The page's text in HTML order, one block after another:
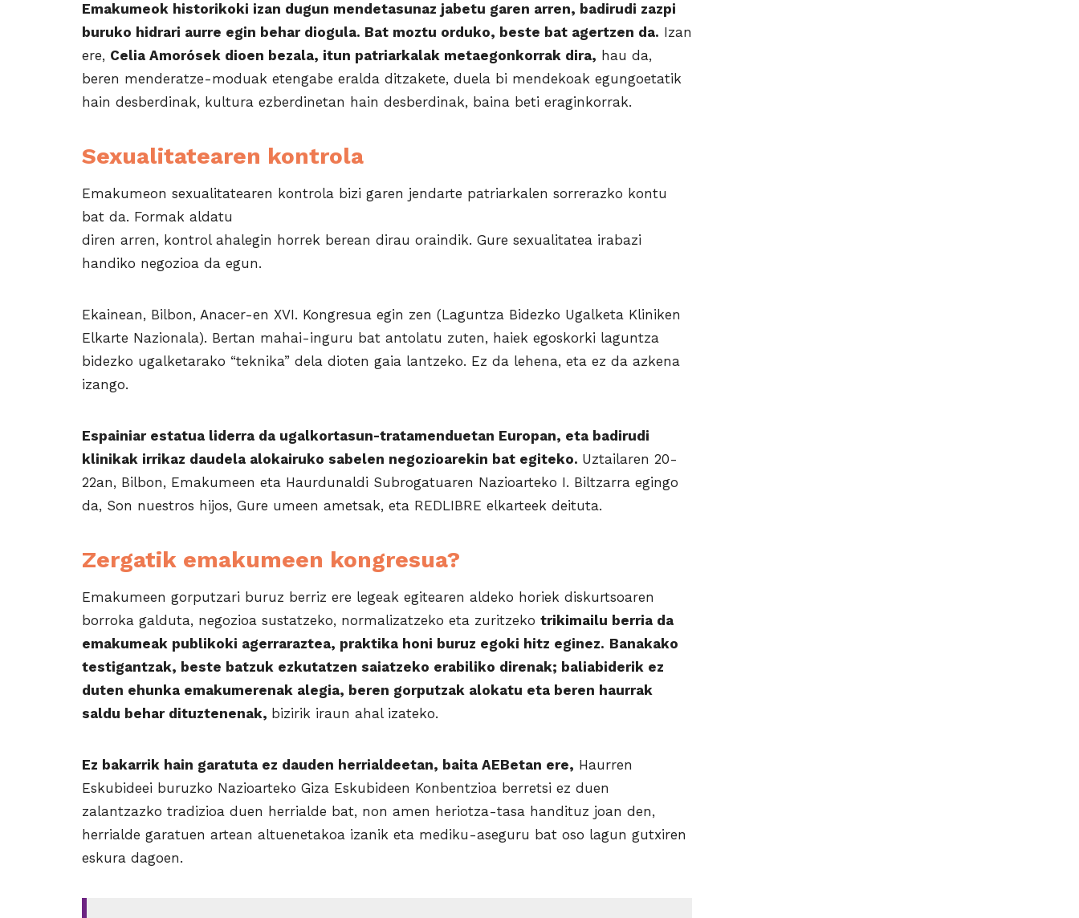
Emakumeok historikoki izan dugun mendetasunaz jabetu garen arren, badirudi zazpi
buruko hidrari aurre egin behar diogula. Bat moztu orduko, beste bat agertzen da. Izan
ere, Celia Amorósek dioen bezala, itun patriarkalak metaegonkorrak dira, hau da,
beren menderatze-moduak etengabe eralda ditzakete, duela bi mendekoak egungoetatik
hain desberdinak, kultura ezberdinetan hain desberdinak, baina beti eraginkorrak.
Sexualitatearen kontrola
Emakumeon sexualitatearen kontrola bizi garen jendarte patriarkalen sorrerazko kontu
bat da. Formak aldatu
diren arren, kontrol ahalegin horrek berean dirau oraindik. Gure sexualitatea irabazi
handiko negozioa da egun.
Ekainean, Bilbon, Anacer-en XVI. Kongresua egin zen (Laguntza Bidezko Ugalketa Kliniken
Elkarte Nazionala). Bertan mahai-inguru bat antolatu zuten, haiek egoskorki laguntza
bidezko ugalketarako “teknika” dela dioten gaia lantzeko. Ez da lehena, eta ez da azkena
izango.
Espainiar estatua liderra da ugalkortasun-tratamenduetan Europan, eta badirudi
klinikak irrikaz daudela alokairuko sabelen negozioarekin bat egiteko. Uztailaren 20-
22an, Bilbon, Emakumeen eta Haurdunaldi Subrogatuaren Nazioarteko I. Biltzarra egingo
da, Son nuestros hijos, Gure umeen ametsak, eta REDLIBRE elkarteek deituta.
Zergatik emakumeen kongresua?
Emakumeen gorputzari buruz berriz ere legeak egitearen aldeko horiek diskurtsoaren
borroka galduta, negozioa sustatzeko, normalizatzeko eta zuritzeko trikimailu berria da
emakumeak publikoki agerraraztea, praktika honi buruz egoki hitz eginez. Banakako
testigantzak, beste batzuk ezkutatzen saiatzeko erabiliko direnak; baliabiderik ez
duten ehunka emakumerenak alegia, beren gorputzak alokatu eta beren haurrak
saldu behar dituztenenak, bizirik iraun ahal izateko.
Ez bakarrik hain garatuta ez dauden herrialdeetan, baita AEBetan ere, Haurren
Eskubideei buruzko Nazioarteko Giza Eskubideen Konbentzioa berretsi ez duen
zalantzazko tradizioa duen herrialde bat, non amen heriotza-tasa handituz joan den,
herrialde garatuen artean altuenetakoa izanik eta mediku-aseguru bat oso lagun gutxiren
eskura dagoen.